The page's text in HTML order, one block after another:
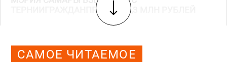
ТЕРНИИГРАЖДАНПРОЕКТ 85,3 МЛН РУБЛЕЙ
САМОЕ ЧИТАЕМОЕ